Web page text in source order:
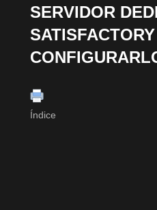
SERVIDOR
Índice